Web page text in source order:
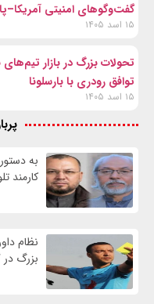
گفت‌وگوهای امنیتی
۱۵ اسد ۱۴۰۵
تحولات بزرگ در بازار
توافق رودری با بارسلونا
۱۵ اسد ۱۴۰۵
به
کارمند
نظام
بزرگ در